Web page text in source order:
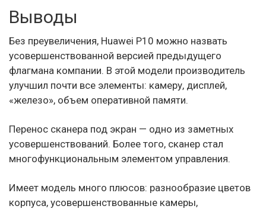
Выводы
Без преувеличения, Huawei P10 можно назвать
усовершенствованной версией предыдущего
флагмана компании. В этой модели производитель
улучшил почти все элементы: камеру, дисплей,
«железо», объем оперативной памяти.
Перенос сканера под экран — одно из заметных
усовершенствований. Более того, сканер стал
многофункциональным элементом управления.
Имеет модель много плюсов: разнообразие цветов
корпуса, усовершенствованные камеры,